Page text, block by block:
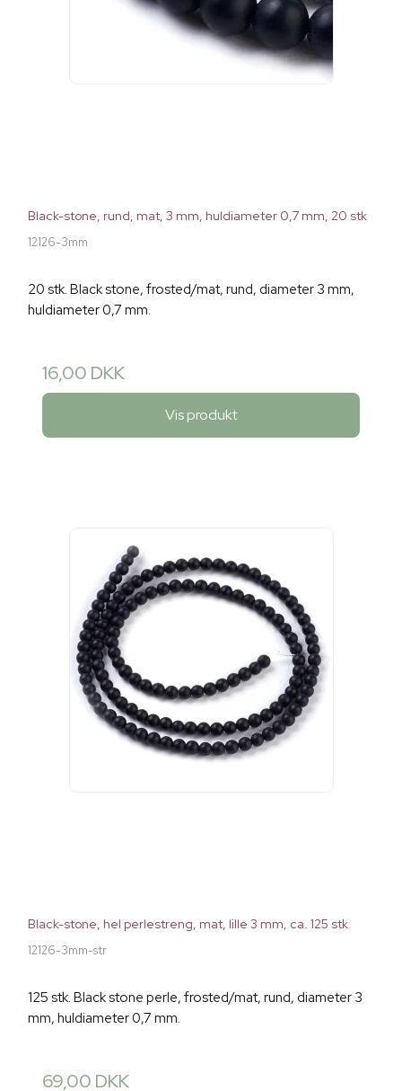
Black-stone, rund, mat, 3 mm, huldiameter 0,7 mm, 20 stk
12126-3mm
20 stk. Black stone, frosted/mat, rund, diameter 3 mm,
huldiameter 0,7 mm.
16,00 DKK
Vis produkt
Black-stone, hel perlestreng, mat, lille 3 mm, ca. 125 stk
12126-3mm-str
125 stk. Black stone perle, frosted/mat, rund, diameter 3
mm, huldiameter 0,7 mm.
69,00 DKK